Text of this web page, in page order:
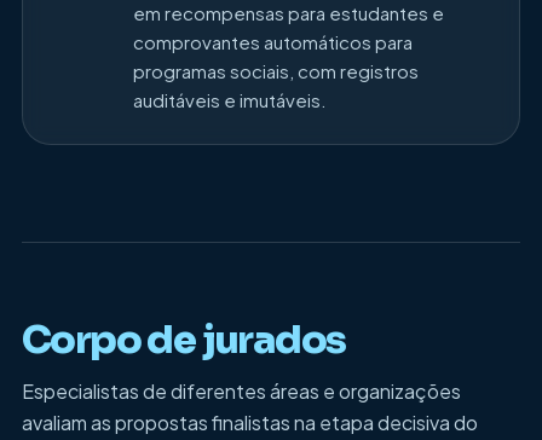
em recompensas para estudantes e
comprovantes automáticos para
programas sociais, com registros
auditáveis e imutáveis.
Corpo de jurados
Especialistas de diferentes áreas e organizações
avaliam as propostas finalistas na etapa decisiva do